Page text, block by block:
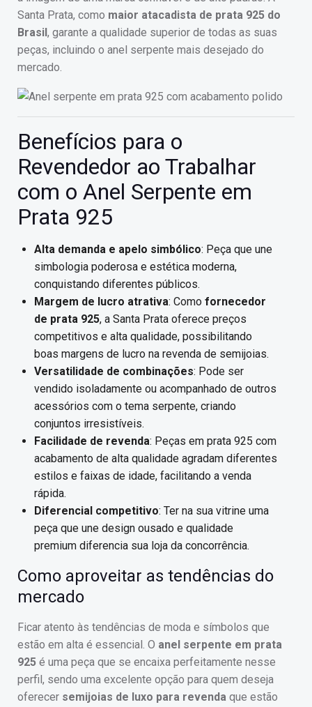
Santa Prata, como maior atacadista de prata 925 do
Brasil, garante a qualidade superior de todas as suas
peças, incluindo o anel serpente mais desejado do
mercado.
Benefícios para o
Revendedor ao Trabalhar
com o Anel Serpente em
Prata 925
Alta demanda e apelo simbólico: Peça que une
simbologia poderosa e estética moderna,
conquistando diferentes públicos.
Margem de lucro atrativa: Como fornecedor
de prata 925, a Santa Prata oferece preços
competitivos e alta qualidade, possibilitando
boas margens de lucro na revenda de semijoias.
Versatilidade de combinações: Pode ser
vendido isoladamente ou acompanhado de outros
acessórios com o tema serpente, criando
conjuntos irresistíveis.
Facilidade de revenda: Peças em prata 925 com
acabamento de alta qualidade agradam diferentes
estilos e faixas de idade, facilitando a venda
rápida.
Diferencial competitivo: Ter na sua vitrine uma
peça que une design ousado e qualidade
premium diferencia sua loja da concorrência.
Como aproveitar as tendências do
mercado
Ficar atento às tendências de moda e símbolos que
estão em alta é essencial. O anel serpente em prata
925 é uma peça que se encaixa perfeitamente nesse
perfil, sendo uma excelente opção para quem deseja
oferecer semijoias de luxo para revenda que estão